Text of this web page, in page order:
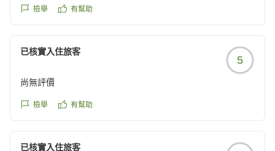
料理の待つ時間が少し長く感じられました笑
になりました!
接客、施設、料理どれもとても素敵な宿だったためぜひまた
宿泊したいと思いました!
https://review.travel.rakuten.co.jp/hotel/voice/4732?
クチコミの詳細はこちらから
reviewId=33123478149310
檢舉 有幫助
已核實入住旅客
5
尚無評價
檢舉 有幫助
已核實入住旅客